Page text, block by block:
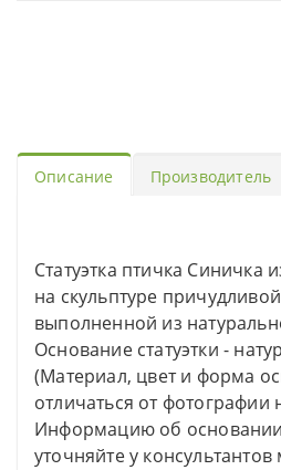
Описание Производитель
Статуэтка птичка Синичка
на скульптуре
выполненной из
Основание статуэтки -
(Материал, цвет и форма
отличаться от фотографии
Информацию об основании
уточняйте у консультантов